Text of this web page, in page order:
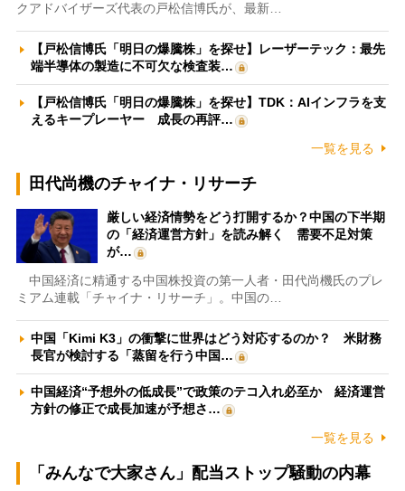
クアドバイザーズ代表の戸松信博氏が、最新…
【戸松信博氏「明日の爆騰株」を探せ】レーザーテック：最先
端半導体の製造に不可欠な検査装…
【戸松信博氏「明日の爆騰株」を探せ】TDK：AIインフラを支
えるキープレーヤー 成長の再評…
一覧を見る
田代尚機のチャイナ・リサーチ
厳しい経済情勢をどう打開するか？中国の下半期
の「経済運営方針」を読み解く 需要不足対策
が…
中国経済に精通する中国株投資の第一人者・田代尚機氏のプレ
ミアム連載「チャイナ・リサーチ」。中国の…
中国「Kimi K3」の衝撃に世界はどう対応するのか？ 米財務
長官が検討する「蒸留を行う中国…
中国経済“予想外の低成長”で政策のテコ入れ必至か 経済運営
方針の修正で成長加速が予想さ…
一覧を見る
「みんなで大家さん」配当ストップ騒動の内幕